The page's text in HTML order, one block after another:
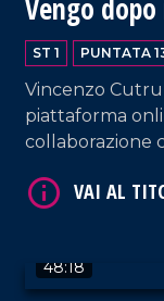
Vengo dopo
ST 1 PUNTATA
Vincenzo
piattaforma
collaborazione
48:18
VAI AL TITOLO